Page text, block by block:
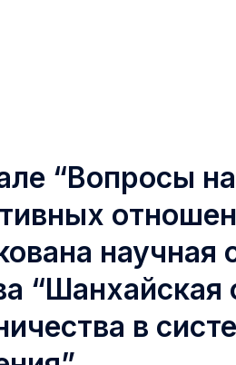
“Вопросы
научная
“Шанхайская
в